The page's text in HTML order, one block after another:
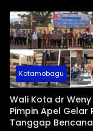
Kotamobagu
Wali Kota dr
Pimpin Apel Gelar
Tanggap Bencana